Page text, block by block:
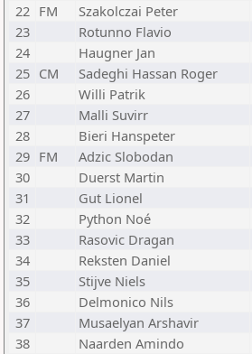
22 FM Szakolczai Peter
23
Rotunno Flavio
24
Haugner Jan
25 CM Sadeghi Hassan Roger
26
Willi Patrik
27
Malli Suvirr
28
Bieri Hanspeter
29 FM Adzic Slobodan
30
Duerst Martin
31
Gut Lionel
32
Python Noé
33
Rasovic Dragan
34
Reksten Daniel
35
Stijve Niels
36
Delmonico Nils
37
Musaelyan Arshavir
38
Naarden Amindo